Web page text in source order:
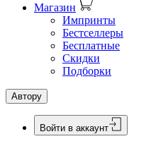
Магазин
Импринты
Бестселлеры
Бесплатные
Скидки
Подборки
Автору
Войти в аккаунт